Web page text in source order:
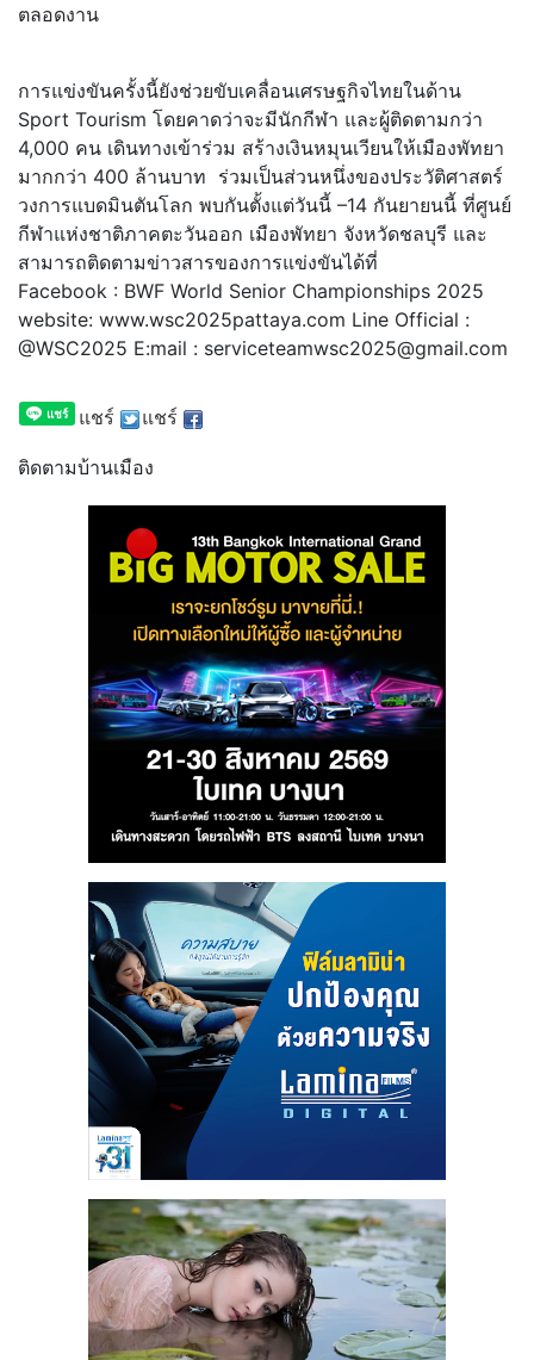
ตลอดงาน
การแข่งขันครั้งนี้ยังช่วยขับเคลื่อนเศรษฐกิจไทยในด้าน
Sport Tourism โดยคาดว่าจะมีนักกีฬา และผู้ติดตามกว่า
4,000 คน เดินทางเข้าร่วม สร้างเงินหมุนเวียนให้เมืองพัทยา
มากกว่า 400 ล้านบาท ร่วมเป็นส่วนหนึ่งของประวัติศาสตร์
วงการแบดมินตันโลก พบกันตั้งแต่วันนี้ –14 กันยายนนี้ ที่ศูนย์
กีฬาแห่งชาติภาคตะวันออก เมืองพัทยา จังหวัดชลบุรี และ
สามารถติดตามข่าวสารของการแข่งขันได้ที่
Facebook : BWF World Senior Championships 2025
website: www.wsc2025pattaya.com Line Official :
@WSC2025 E:mail : serviceteamwsc2025@gmail.com
แชร์ แชร์
ติดตามบ้านเมือง